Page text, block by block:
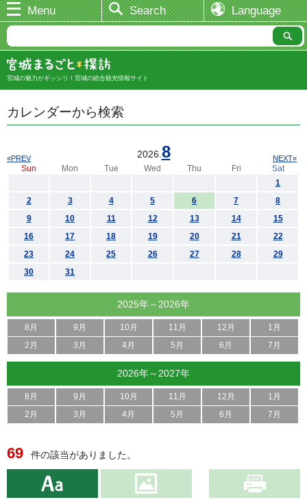
Menu Search Language
宮城の魅力がギッシリ！宮城の総合観光情報サイト
カレンダーから検索
2026. 8
«PREV NEXT»
Sun Mon Tue Wed Thu Fri
Sat
1
2
3 4 5 6 7
8
9
10 11 12 13 14
15
16
17 18 19 20 21
22
23
24 25 26 27 28
29
30
31
2025年～2026年
8月 9月 10月 11月 12月
1月
2月
3月 4月 5月 6月 7月
2026年～2027年
8月 9月 10月 11月 12月
1月
2月
3月 4月 5月 6月 7月
69 件の該当がありました。